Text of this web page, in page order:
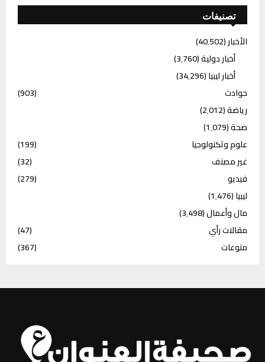
تصنيفات
الأخبار(40٬502)
أخبار دولية(3٬760)
أخبار ليبيا(34٬296)
حوادث
(903)
رياضة(2٬012)
صحة(1٬079)
علوم وتكنولوجيا
(199)
غير مصنف
(32)
فيديو
(279)
ليبيا(1٬476)
مال وأعمال(3٬498)
مقالات رأي
(47)
منوعات
(367)